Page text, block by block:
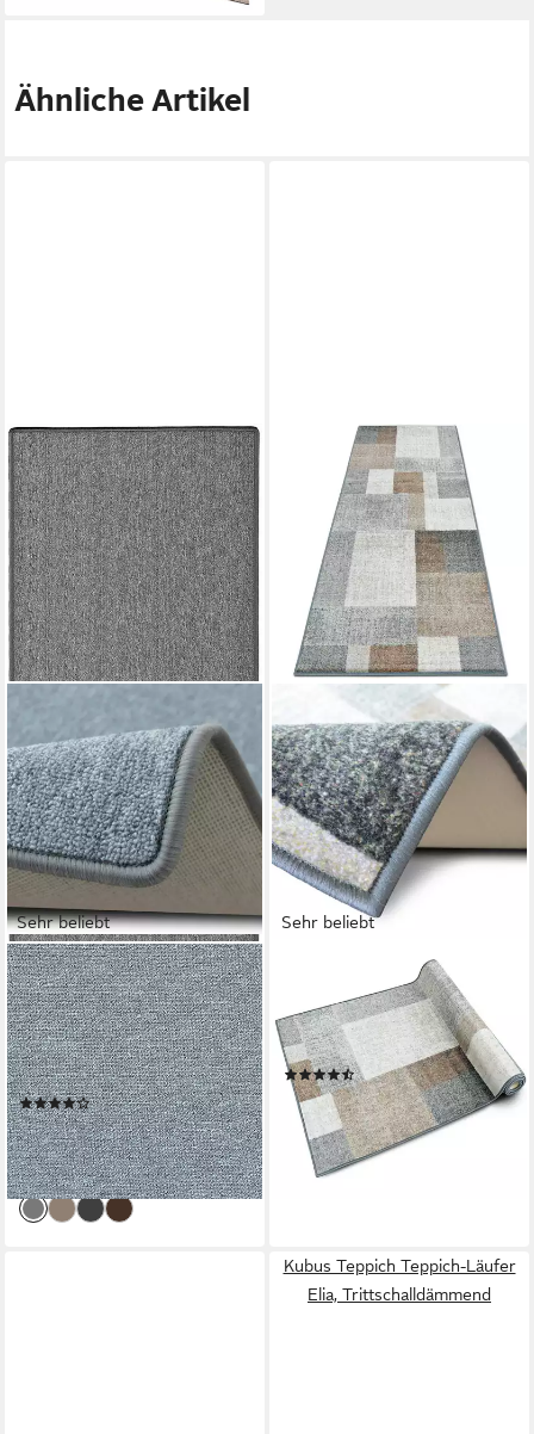
Ähnliche Artikel
Sehr beliebt
CASA PURA
Teppich London, Erhältlich in
vielen Farben & Größen,
Teppichläufer, Läufer,
rechteckig, Höhe: 4 mm
(304)
ab 8,99 € 15,99 €
-44%
lieferbar - in 3-4 Werktagen bei dir
Sehr beliebt
Läufer Lucano, Teppichläufer
erhältlich in vielen Farben &
Größen, rechteckig
(350)
ab 17,99 € 33,99 €
-47%
lieferbar - in 3-4 Werktagen bei dir
Kubus Teppich Teppich-Läufer
Elia, Trittschalldämmend